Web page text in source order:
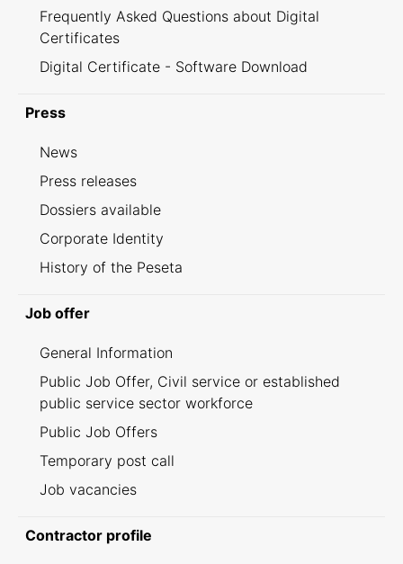
Frequently Asked Questions about Digital
Certificates
Digital Certificate - Software Download
Press
News
Press releases
Dossiers available
Corporate Identity
History of the Peseta
Job offer
General Information
Public Job Offer, Civil service or established
public service sector workforce
Public Job Offers
Temporary post call
Job vacancies
Contractor profile